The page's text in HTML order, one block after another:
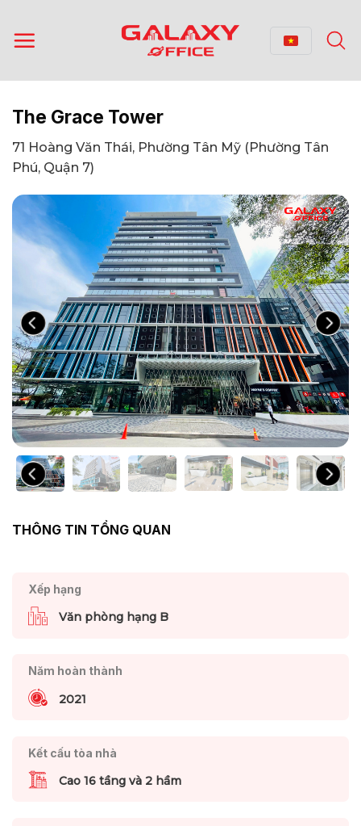
qua
nội
The Grace Tower
71 Hoàng Văn Thái, Phường Tân Mỹ (Phường Tân
Phú, Quận 7)
THÔNG TIN TỔNG QUAN
Xếp hạng
Văn phòng hạng B
Năm hoàn thành
2021
Kết cấu tòa nhà
Cao 16 tầng và 2 hầm